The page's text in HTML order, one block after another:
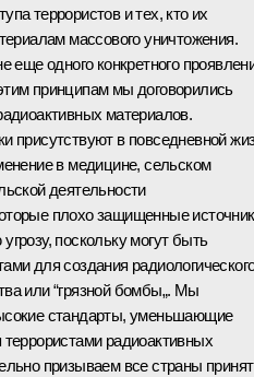
террористов и тех, кто их
массового уничтожения.
еще одного конкретного
принципам мы договорились
материалов.
присутствуют в повседневной
в медицине, сельском
деятельности
плохо защищенные
поскольку могут быть
для создания
или “грязной бомбы„. Мы
стандарты, уменьшающие
радиоактивных
призываем все страны